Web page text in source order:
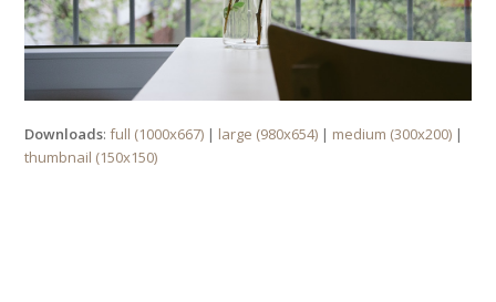
Downloads:full (1000x667) | large (980x654) | medium (300x200) |
thumbnail (150x150)